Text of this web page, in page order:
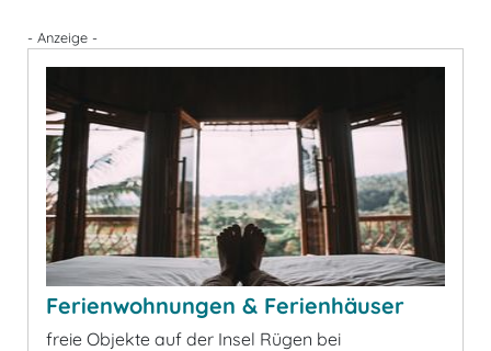
- Anzeige -
Ferienwohnungen & Ferienhäuser
freie Objekte auf der Insel Rügen bei